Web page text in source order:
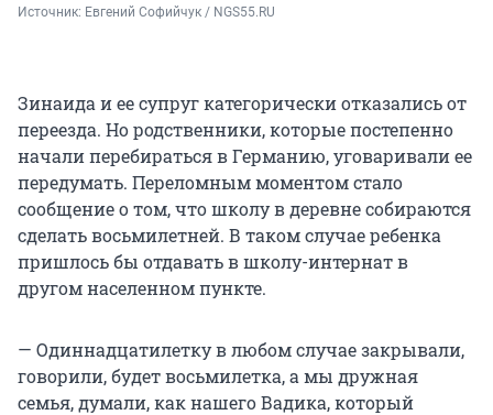
Источник: Евгений Софийчук / NGS55.RU
Зинаида и ее супруг категорически отказались от
переезда. Но родственники, которые постепенно
начали перебираться в Германию, уговаривали ее
передумать. Переломным моментом стало
сообщение о том, что школу в деревне собираются
сделать восьмилетней. В таком случае ребенка
пришлось бы отдавать в школу-интернат в
другом населенном пункте.
— Одиннадцатилетку в любом случае закрывали,
говорили, будет восьмилетка, а мы дружная
семья, думали, как нашего Вадика, который